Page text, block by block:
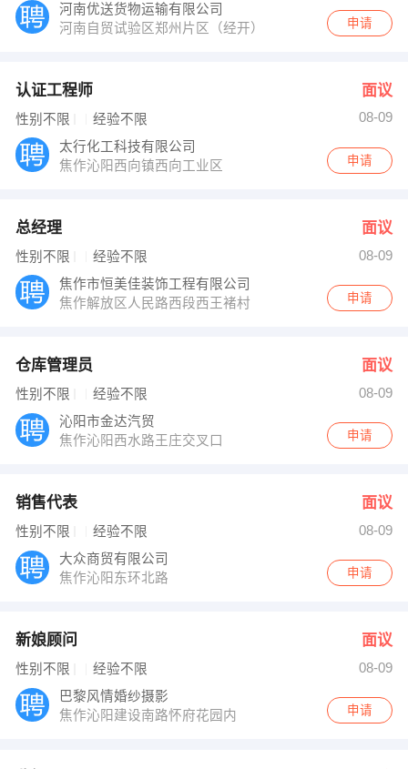
河南优送货物运输有限公司
河南自贸试验区郑州片区（经开）第三大街113号院（5
申请
认证工程师 面议
性别不限 经验不限
08-09
太行化工科技有限公司
焦作沁阳西向镇西向工业区
申请
总经理 面议
性别不限 经验不限
08-09
焦作市恒美佳装饰工程有限公司
焦作解放区人民路西段西王褚村
申请
仓库管理员 面议
性别不限 经验不限
08-09
沁阳市金达汽贸
焦作沁阳西水路王庄交叉口
申请
销售代表 面议
性别不限 经验不限
08-09
大众商贸有限公司
焦作沁阳东环北路
申请
新娘顾问 面议
性别不限 经验不限
08-09
巴黎风情婚纱摄影
焦作沁阳建设南路怀府花园内
申请